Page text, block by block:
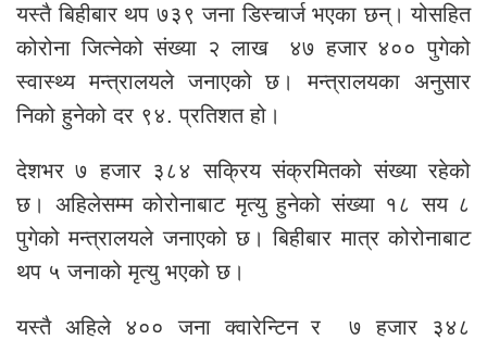
यस्तै बिहीबार थप ७३९ जना डिस्चार्ज भएका छन्। योसहित
कोरोना जित्नेको संख्या २ लाख ४७ हजार ४०० पुगेको
स्वास्थ्य मन्त्रालयले जनाएको छ। मन्त्रालयका अनुसार
निको हुनेको दर ९४. प्रतिशत हो।
देशभर ७ हजार ३८४ सक्रिय संक्रमितको संख्या रहेको
छ। अहिलेसम्म कोरोनाबाट मृत्यु हुनेको संख्या १८ सय ८
पुगेको मन्त्रालयले जनाएको छ। बिहीबार मात्र कोरोनाबाट
थप ५ जनाको मृत्यु भएको छ।
यस्तै अहिले ४०० जना क्वारेन्टिन र ७ हजार ३४८